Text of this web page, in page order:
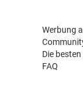
Werbung
Die
FAQ